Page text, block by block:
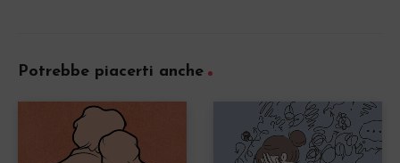
Potrebbe piacerti anche